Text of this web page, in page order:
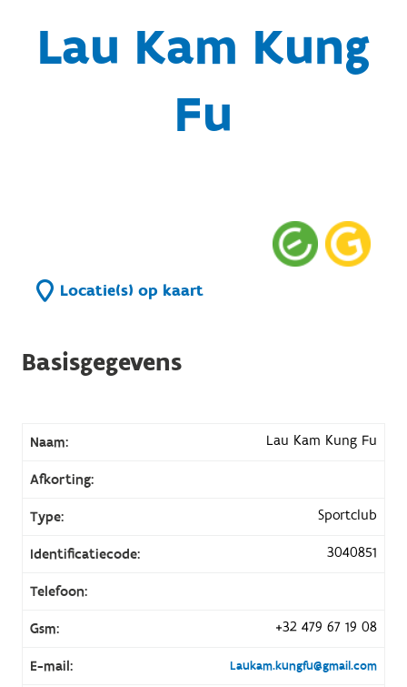
Lau Kam Kung
Fu
Locatie(s) op kaart
Basisgegevens
Naam: Lau Kam Kung Fu
Afkorting:
Type: Sportclub
Identificatiecode: 3040851
Telefoon:
Gsm: +32 479 67 19 08
E-mail: Laukam.kungfu@gmail.com